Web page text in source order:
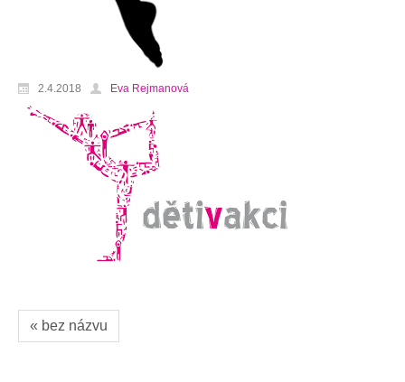
2.4.2018 Eva Rejmanová
« bez názvu